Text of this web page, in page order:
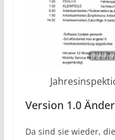
Version 1.0
Da sind sie wieder,